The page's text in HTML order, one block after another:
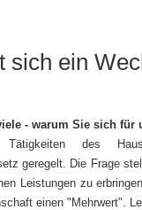
sich ein
- warum Sie sich für
Tätigkeiten des
geregelt. Die Frage
Leistungen zu
einen "Mehrwert".